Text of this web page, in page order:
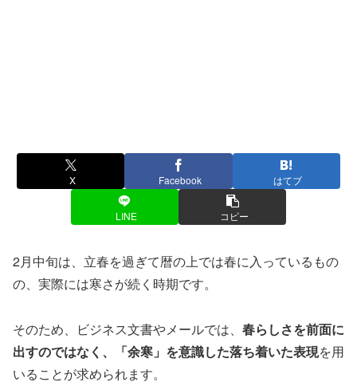
X Facebook はてブ
LINE コピー
2月中旬は、立春を過ぎて暦の上では春に入っているもの
の、実際には寒さが続く時期です。
そのため、ビジネス文書やメールでは、 春らしさを前面に
出すのではなく、「余寒」を意識した落ち着いた表現を用
いることが求められます。